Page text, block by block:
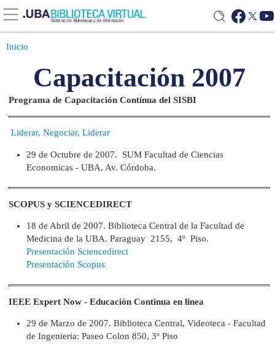
Inicio
Capacitación 2007
Programa de Capacitación Contínua del SISBI
Liderar, Negociar, Liderar
29 de Octubre de 2007. SUM Facultad de Ciencias
Economicas - UBA, Av. Córdoba.
SCOPUS y SCIENCEDIRECT
18 de Abril de 2007. Biblioteca Central de la Facultad de
Medicina de la UBA. Paraguay 2155, 4º Piso.
Presentación Sciencedirect
Presentación Scopus
IEEE Expert Now - Educación Continua en linea
29 de Marzo de 2007. Biblioteca Central, Videoteca - Facultad
de Ingenieria: Paseo Colon 850, 3º Piso